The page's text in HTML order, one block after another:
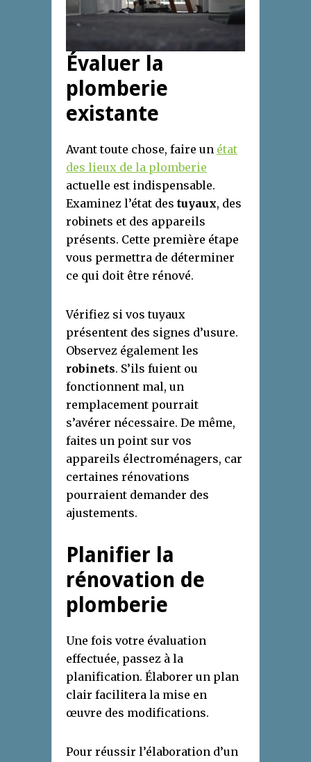
Évaluer la
plomberie
existante
Avant toute chose, faire un état
des lieux de la plomberie
actuelle est indispensable.
Examinez l’état des tuyaux, des
robinets et des appareils
présents. Cette première étape
vous permettra de déterminer
ce qui doit être rénové.
Vérifiez si vos tuyaux
présentent des signes d’usure.
Observez également les
robinets. S’ils fuient ou
fonctionnent mal, un
remplacement pourrait
s’avérer nécessaire. De même,
faites un point sur vos
appareils électroménagers, car
certaines rénovations
pourraient demander des
ajustements.
Planifier la
rénovation de
plomberie
Une fois votre évaluation
effectuée, passez à la
planification. Élaborer un plan
clair facilitera la mise en
œuvre des modifications.
Pour réussir l’élaboration d’un